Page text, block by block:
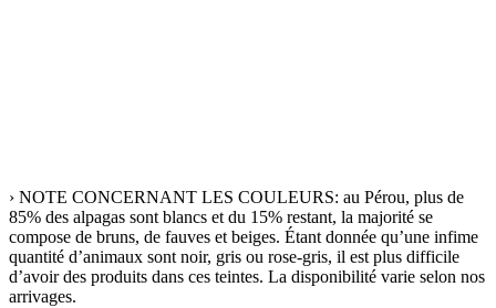
› NOTE CONCERNANT LES COULEURS: au Pérou, plus de
85% des alpagas sont blancs et du 15% restant, la majorité se
compose de bruns, de fauves et beiges. Étant donnée qu’une infime
quantité d’animaux sont noir, gris ou rose-gris, il est plus difficile
d’avoir des produits dans ces teintes. La disponibilité varie selon nos
arrivages.